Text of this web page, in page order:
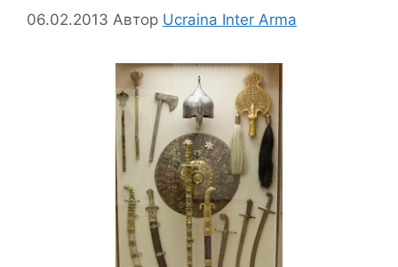
06.02.2013 Автор Ucraina Inter Arma